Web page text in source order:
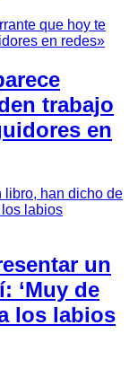
trabajo
en
un
‘Muy de
los labios